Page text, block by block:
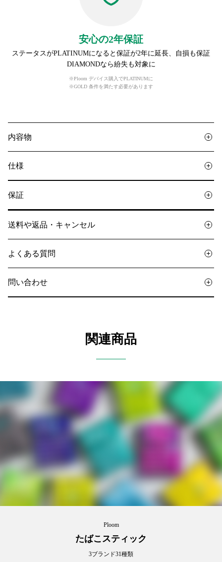
安心の2年保証
ステータスがPLATINUMになると保証が2年に延長、自損も保証
DIAMONDなら紛失も対象に
※Ploom デバイス購入でPLATINUMに
※GOLD 条件を満たす必要があります
内容物
仕様
保証
送料や返品・キャンセル
よくある質問
問い合わせ
関連商品
Ploom
たばこスティック
3ブランド31種類